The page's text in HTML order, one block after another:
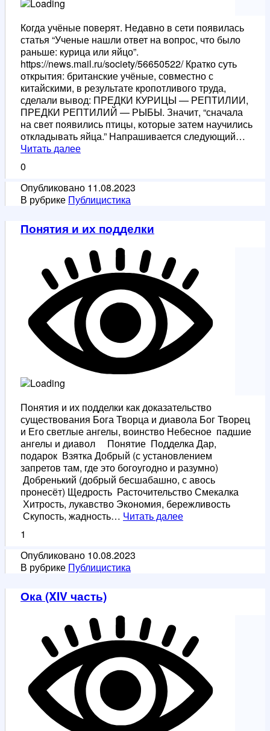
Когда учёные поверят. Недавно в сети появилась
статья “Ученые нашли ответ на вопрос, что было
раньше: курица или яйцо”.
https://news.mail.ru/society/56650522/ Кратко суть
открытия: британские учёные, совместно с
китайскими, в результате кропотливого труда,
сделали вывод: ПРЕДКИ КУРИЦЫ — РЕПТИЛИИ,
ПРЕДКИ РЕПТИЛИЙ — РЫБЫ. Значит, “сначала
на свет появились птицы, которые затем научились
откладывать яйца.” Напрашивается следующий…
Читать далееКогда
0
Опубликовано 11.08.2023
В рубрике Публицистика
Понятия и их подделки
Понятия и их подделки как доказательство
существования Бога Творца и диавола Бог Творец
и Его светлые ангелы, воинство Небесное падшие
ангелы и диавол Понятие Подделка Дар,
подарок Взятка Добрый (с установлением
запретов там, где это богоугодно и разумно)
Добренький (добрый бесшабашно, с авось
пронесёт) Щедрость Расточительство Смекалка
Хитрость, лукавство Экономия, бережливость
Скупость, жадность… Читать далееПонятия
1
Опубликовано 10.08.2023
В рубрике Публицистика
Ока (XIV часть)